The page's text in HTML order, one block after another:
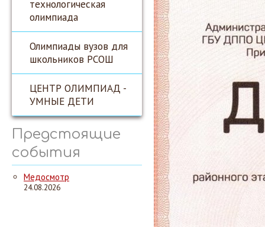
технологическая
олимпиада
Олимпиады вузов для
школьников РСОШ
ЦЕНТР ОЛИМПИАД -
УМНЫЕ ДЕТИ
Предстоящие
события
Медосмотр
24.08.2026